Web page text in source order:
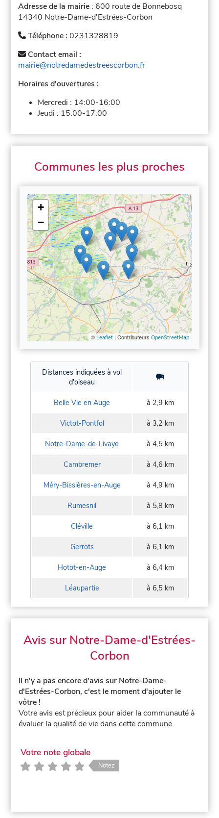
Adresse de la mairie : 600 route de Bonnebosq
14340 Notre-Dame-d'Estrées-Corbon
Téléphone :0231328819
Contact email :
mairie@notredamedestreescorbon.fr
Horaires d'ouvertures :
Mercredi : 14:00-16:00
Jeudi : 15:00-17:00
Communes les plus proches
+
−
© Leaflet| Contributeurs OpenStreetMap
Distances indiquées à vol
d'oiseau
Belle Vie en Auge à 2,9 km
Victot-Pontfol à 3,2 km
Notre-Dame-de-Livaye à 4,5 km
Cambremer à 4,6 km
Méry-Bissières-en-Auge à 4,9 km
Rumesnil à 5,8 km
Cléville à 6,1 km
Gerrots à 6,1 km
Hotot-en-Auge à 6,4 km
Léaupartie à 6,5 km
Avis sur Notre-Dame-d'Estrées-
Corbon
Il n'y a pas encore d'avis sur Notre-Dame-
d'Estrées-Corbon, c'est le moment d'ajouter le
vôtre !
Votre avis est précieux pour aider la communauté à
évaluer la qualité de vie dans cette commune.
Votre note globale
Notez